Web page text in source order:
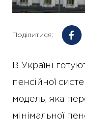
Поділитися:
В Україні
пенсійної
модель, яка
мінімальної